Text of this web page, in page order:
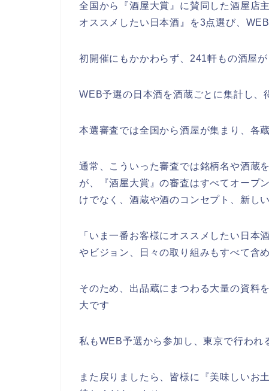
全国から『酒屋大賞』に賛同した酒屋店
オススメしたい日本酒』を3点選び、
初開催にもかかわらず、241軒もの酒屋
WEB予選の日本酒を酒蔵ごとに集計し
本選審査では全国から酒屋が集まり、各
通常、こういった審査では銘柄名や酒蔵
が、『酒屋大賞』の審査はすべてオープ
けでなく、酒蔵や酒のコンセプト、新し
「いま一番お客様にオススメしたい日本
やビジョン、日々の取り組みもすべて含
そのため、出品蔵にまつわる大量の資料
大です
私もWEB予選から参加し、東京で行われ
また戻りましたら、皆様に『美味しいお